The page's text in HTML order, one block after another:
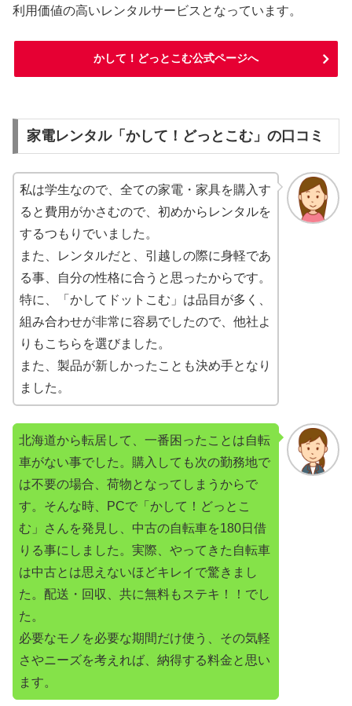
利用価値の高いレンタルサービスとなっています。
かして！どっとこむ公式ページへ
家電レンタル「かして！どっとこむ」の口コミ
私は学生なので、全ての家電・家具を購入す
ると費用がかさむので、初めからレンタルを
するつもりでいました。
また、レンタルだと、引越しの際に身軽であ
る事、自分の性格に合うと思ったからです。
特に、「かしてドットこむ」は品目が多く、
組み合わせが非常に容易でしたので、他社よ
りもこちらを選びました。
また、製品が新しかったことも決め手となり
ました。
北海道から転居して、一番困ったことは自転
車がない事でした。購入しても次の勤務地で
は不要の場合、荷物となってしまうからで
す。そんな時、PCで「かして！どっとこ
む」さんを発見し、中古の自転車を180日借
りる事にしました。実際、やってきた自転車
は中古とは思えないほどキレイで驚きまし
た。配送・回収、共に無料もステキ！！でし
た。
必要なモノを必要な期間だけ使う、その気軽
さやニーズを考えれば、納得する料金と思い
ます。